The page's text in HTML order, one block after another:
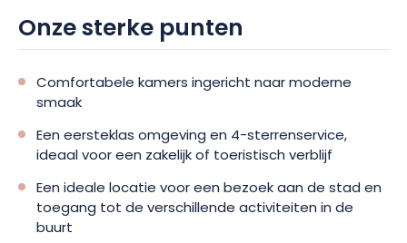
Onze sterke punten
Comfortabele kamers ingericht naar moderne
smaak
Een eersteklas omgeving en 4-sterrenservice,
ideaal voor een zakelijk of toeristisch verblijf
Een ideale locatie voor een bezoek aan de stad en
toegang tot de verschillende activiteiten in de
buurt